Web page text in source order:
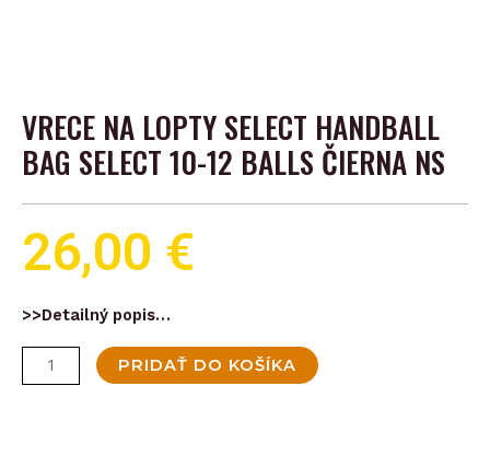
VRECE NA LOPTY SELECT HANDBALL
BAG SELECT 10-12 BALLS ČIERNA NS
26,00 €
>>Detailný popis…
množstvo
Vrece
PRIDAŤ DO KOŠÍKA